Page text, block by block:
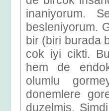
inaniyorum.
besleniyorum.
bir (biri burada
cok iyi cikti.
hem de
olumlu
donemlere
duzelmis.